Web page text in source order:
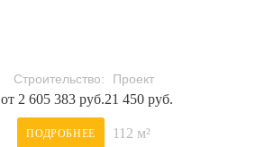
Строительство:
от 2 605 383 руб.
ПОДРОБНЕЕ
Проект
21 450 руб.
112 м²